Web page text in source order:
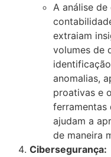
A análise
extraiam
volumes de
anomalias,
proativas e
ferramentas
ajudam a
de maneira
Cibersegurança: